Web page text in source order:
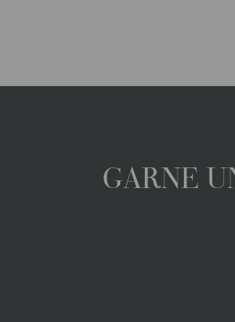
GARNE